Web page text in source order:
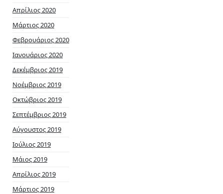
Απρίλιος 2020
Μάρτιος 2020
Φεβρουάριος 2020
Ιανουάριος 2020
Δεκέμβριος 2019
Νοέμβριος 2019
Οκτώβριος 2019
Σεπτέμβριος 2019
Αύγουστος 2019
Ιούλιος 2019
Μάιος 2019
Απρίλιος 2019
Μάρτιος 2019